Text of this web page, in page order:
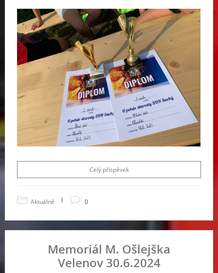
Celý příspěvek
Aktuálně | 0
Memoriál M. Ošlejška
Velenov 30.6.2024